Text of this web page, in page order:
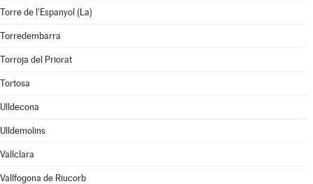
Torre de l'Espanyol (La)
Torredembarra
Torroja del Priorat
Tortosa
Ulldecona
Ulldemolins
Vallclara
Vallfogona de Riucorb